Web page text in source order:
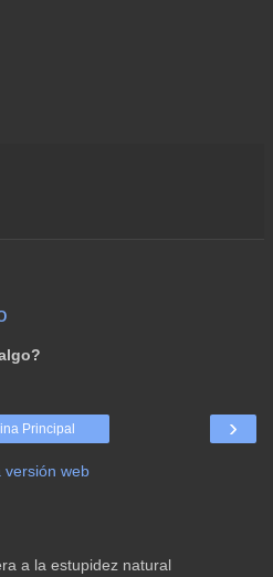
›
Principal
versión web
a la estupidez natural